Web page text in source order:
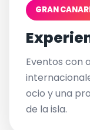
GRAN
Eventos con
ocio y una
de la isla.